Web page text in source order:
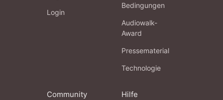
Login
Bedingungen
Audiowalk-
Award
Pressematerial
Technologie
Community Hilfe